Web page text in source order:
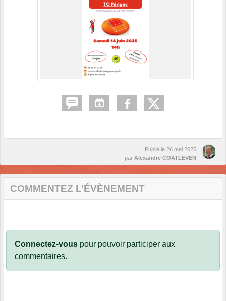
Publié le 26 mai 2025
par Alexandre COATLEVEN
COMMENTEZ L’ÉVÈNEMENT
Connectez-vous pour pouvoir participer aux
commentaires.